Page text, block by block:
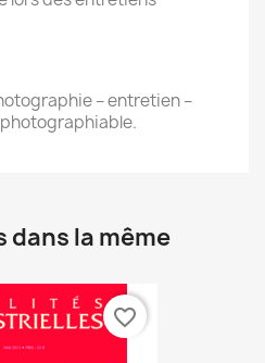
– entretien –
la même
favorite_border